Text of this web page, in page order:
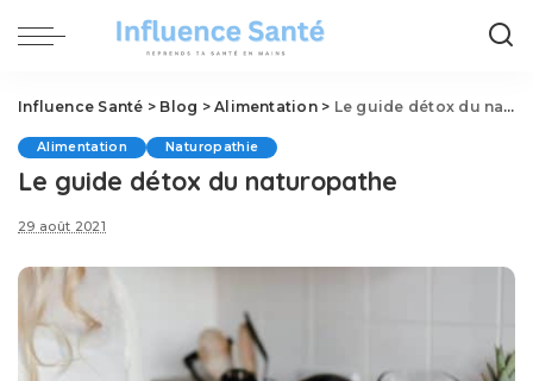
Influence Santé > Blog >Alimentation> Le guide détox du naturopathe
Alimentation Naturopathie
Le guide détox du naturopathe
29 août 2021